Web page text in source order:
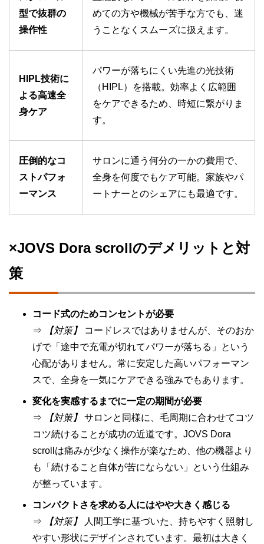
型で抜群の
操作性
めての方や機械が苦手な方でも、迷
うことなくスムーズに扱えます。
HIPL技術に
よる高速全
身ケア
パワーが落ちにくい先進の光技術
（HIPL）を搭載。効率よく広範囲
をケアできるため、時短に繋がりま
す。
圧倒的なコ
ストパフォ
ーマンス
サロンに通う何分の一かの費用で、
全身を何度でもケア可能。家族やパ
ートナーとのシェアにも最適です。
×JOVS Dora scrollのデメリットと対
策
コード式のためコンセントが必要
⇒
【対策】
コードレスではありませんが、そのおか
げで「途中で充電が切れてパワーが落ちる」という
心配がありません。常に安定した高いパフォーマン
スで、全身を一気にケアできる強みでもあります。
変化を実感するまでに一定の期間が必要
⇒
【対策】
サロンと同様に、毛周期に合わせてコツ
コツ続けることが成功の近道です。JOVS Dora
scrollは痛みが少なく操作が楽なため、他の機器より
も「続けること自体が苦にならない」という仕組み
が整っています。
コンパクトさを求める人にはやや大きく感じる
⇒
【対策】
人間工学に基づいた、持ちやすく照射し
やすい形状にデザインされています。最初は大きく